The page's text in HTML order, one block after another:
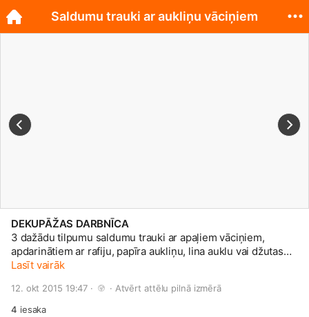
DEKUPĀŽAS DARBNĪCA
3 dažādu tilpumu saldumu trauki ar apaļiem vāciņiem,
apdarinātiem ar rafiju, papīra aukliņu, lina auklu vai džutas
diegu. 500 ml (izmēri Ø 10 cm, H = 14cm) - 6 eur 650 ml
cm, H = 20 cm) - 9 eur Dizainu varianti daudz un dažādi,
tāpat arī jebkuru no šiem variantiem iespējams pasūtīt uz
Lasīt vairāk
12. okt 2015 19:47 · · Atvērt attēlu pilnā izmērā
4 iesaka
Saldumu trauki ar aukliņu vāciņiem